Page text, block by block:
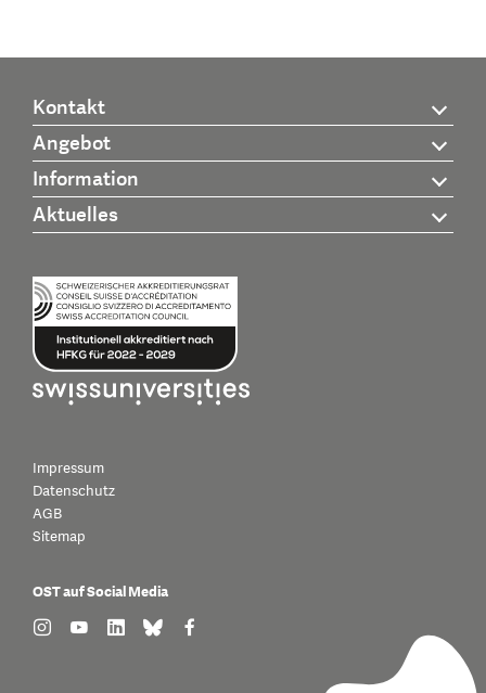
Kontakt
Angebot
Information
Aktuelles
Impressum
Datenschutz
AGB
Sitemap
OST auf Social Media
find us on: instagram
find us on: youtube
find us on: linkedin
find us on: bluesky
find us on: facebook